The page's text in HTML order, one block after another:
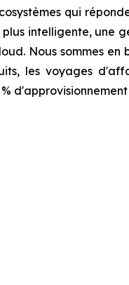
qui
intelligente, une
Nous sommes en
les voyages